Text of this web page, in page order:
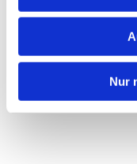
Nur